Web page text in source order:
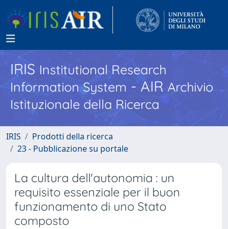
IRISInstitutional Research
Information System - AIR Archivio
Istituzionale della Ricerca
IRIS
Prodotti della ricerca
23 - Pubblicazione su portale
La cultura dell'autonomia : un
requisito essenziale per il buon
funzionamento di uno Stato
composto